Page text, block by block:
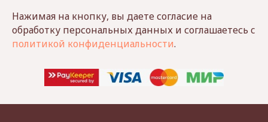
Нажимая на кнопку, вы даете согласие на
обработку персональных данных и соглашаетесь c
политикой конфиденциальности.